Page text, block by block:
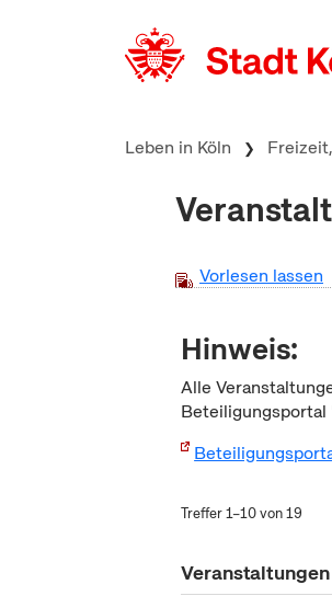
Leben in Köln
Vorlesen lassen
Hinweis:
Alle
Beteiligungsportal
Treffer 1–10 von 19